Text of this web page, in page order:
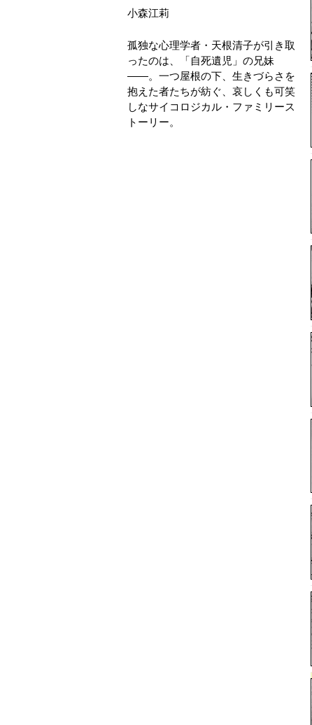
小森江莉
孤独な心理学者・天根清子が引き取
ったのは、「自死遺児」の兄妹
——。一つ屋根の下、生きづらさを
抱えた者たちが紡ぐ、哀しくも可笑
しなサイコロジカル・ファミリース
トーリー。